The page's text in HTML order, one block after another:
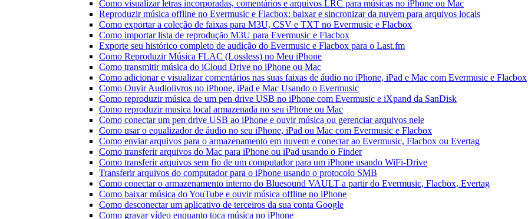
Como visualizar letras incorporadas, comentários e arquivos LRC para músicas no iPhone ou Mac
Reproduzir música offline no Evermusic e Flacbox: baixar e sincronizar da nuvem para arquivos locais
Como exportar a coleção de faixas para M3U, CSV e TXT no Evermusic e Flacbox
Como importar lista de reprodução M3U para Evermusic e Flacbox
Exporte seu histórico completo de audição do Evermusic e Flacbox para o Last.fm
Como Reproduzir Música FLAC (Lossless) no Meu iPhone
Como transmitir música do iCloud Drive no iPhone ou Mac
Como adicionar e visualizar comentários nas suas faixas de áudio no iPhone, iPad e Mac com Evermusic e Flacbox
Como Ouvir Audiolivros no iPhone, iPad e Mac Usando o Evermusic
Como reproduzir música de um pen drive USB no iPhone com Evermusic e iXpand da SanDisk
Como reproduzir musica local armazenada no seu iPhone ou Mac
Como conectar um pen drive USB ao iPhone e ouvir música ou gerenciar arquivos nele
Como usar o equalizador de áudio no seu iPhone, iPad ou Mac com Evermusic e Flacbox
Como enviar arquivos para o armazenamento em nuvem e conectar ao Evermusic, Flacbox ou Evertag
Como transferir arquivos do Mac para iPhone ou iPad usando o Finder
Como transferir arquivos sem fio de um computador para um iPhone usando WiFi-Drive
Transferir arquivos do computador para o iPhone usando o protocolo SMB
Como conectar o armazenamento interno do Bluesound VAULT a partir do Evermusic, Flacbox, Evertag
Como baixar música do YouTube e ouvir música offline no iPhone
Como desconectar um aplicativo de terceiros da sua conta Google
Como gravar vídeo enquanto toca música no iPhone